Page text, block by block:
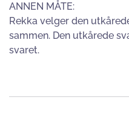
ANNEN MÅTE:
Rekka velger den
sammen. Den utkårede
svaret.